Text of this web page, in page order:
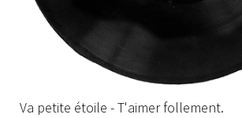
Va petite étoile - T'aimer follement.